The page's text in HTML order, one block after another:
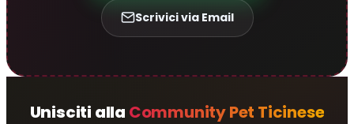
Scrivici via Email
Unisciti alla Community Pet Ticinese